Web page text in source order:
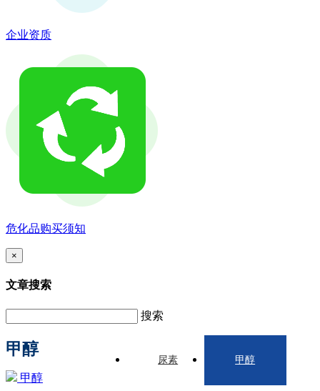
企业资质
危化品购买须知
×
文章搜索
搜索
甲醇
尿素 甲醇
甲醇